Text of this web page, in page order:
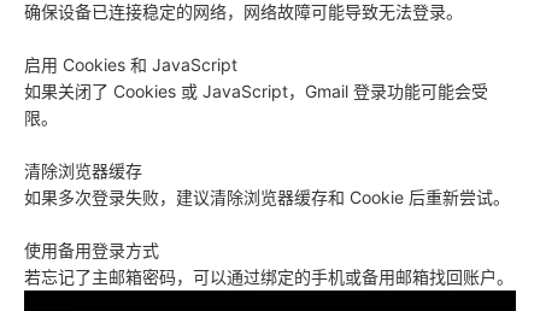
确保设备已连接稳定的网络，网络故障可能导致无法登录。
启用 Cookies 和 JavaScript
如果关闭了 Cookies 或 JavaScript，Gmail 登录功能可能会受
限。
清除浏览器缓存
如果多次登录失败，建议清除浏览器缓存和 Cookie 后重新尝试。
使用备用登录方式
若忘记了主邮箱密码，可以通过绑定的手机或备用邮箱找回账户。